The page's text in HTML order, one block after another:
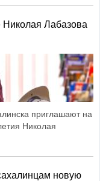
Николая Лабазова
приглашают на
Николая
новую